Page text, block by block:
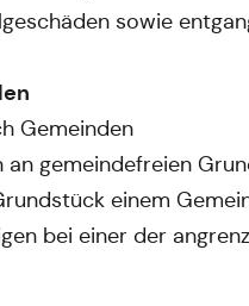
sowie
Gemeinden
an gemeindefreien
einem
bei einer der